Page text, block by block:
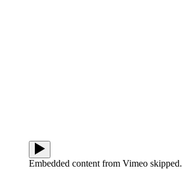
Embedded content from Vimeo skipped.